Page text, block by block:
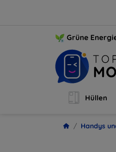
Grüne
Hüllen
Handys